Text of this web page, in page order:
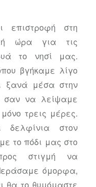
επιστροφή στη
ώρα για τις
το νησί μας.
βγήκαμε λίγο
ξανά μέσα στην
σαν να λείψαμε
τρεις μέρες.
δελφίνια στον
το πόδι μας στο
στιγμή να
όμορφα,